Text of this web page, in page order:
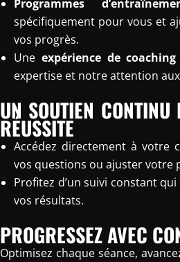
Programmes
spécifiquement pour vous et
vos progrès.
Une expérience de
expertise et notre attention
UN SOUTIEN
RÉUSSITE
Accédez directement à votre
vos questions ou ajuster votre
Profitez d’un suivi constant
vos résultats.
PROGRESSEZ AVEC
Optimisez chaque séance,